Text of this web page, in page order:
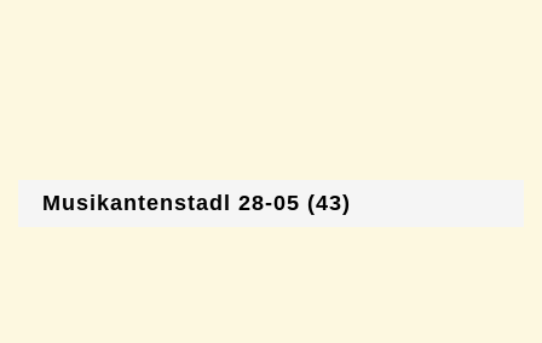
Musikantenstadl 28-05 (43)